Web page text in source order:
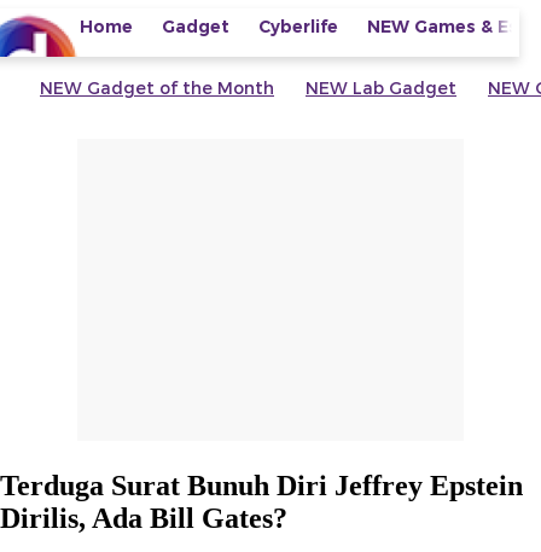
Home Gadget Cyberlife NEW Games &
NEW Gadget of the Month NEW Lab Gadget NEW
Terduga Surat Bunuh Diri Jeffrey Epstein
Dirilis, Ada Bill Gates?